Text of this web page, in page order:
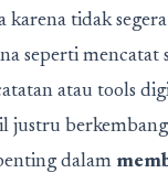
karena tidak
seperti
atau tools
justru
dalam